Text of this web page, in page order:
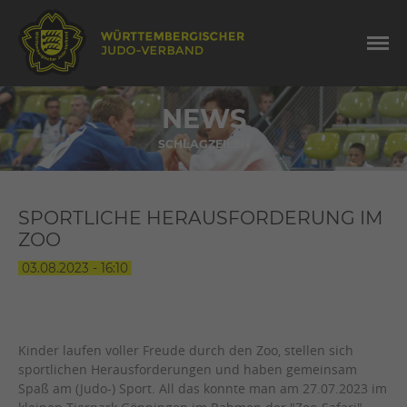
NEWS
SCHLAGZEILEN
SPORTLICHE HERAUSFORDERUNG IM
ZOO
03.08.2023 - 16:10
Kinder laufen voller Freude durch den Zoo, stellen sich
sportlichen Herausforderungen und haben gemeinsam
Spaß am (Judo-) Sport. All das konnte man am 27.07.2023 im